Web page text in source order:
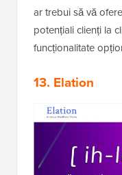
ar trebui să vă
potențiali clienți la
funcționalitate
13. Elation